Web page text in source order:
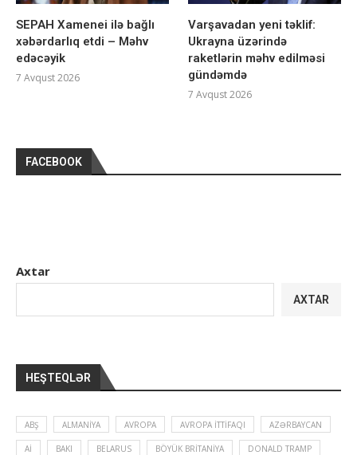
SEPAH Xamenei ilə bağlı
xəbərdarlıq etdi – Məhv
edəcəyik
7 Avqust 2026
Varşavadan yeni təklif:
Ukrayna üzərində
raketlərin məhv edilməsi
gündəmdə
7 Avqust 2026
FACEBOOK
Axtar
AXTAR
HEŞTEQLƏR
ABŞ ALMANIYA AVROPA AVROPA İTTIFAQI AZƏRBAYCAN
Aİ BAKI BELARUS BÖYÜK BRITANIYA DONALD TRAMP